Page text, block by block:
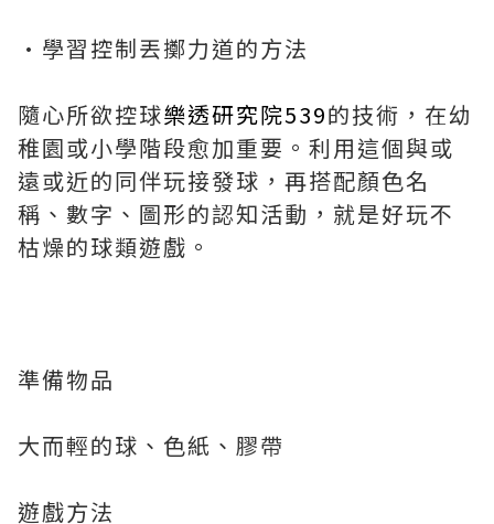
·學習控制丟擲力道的方法
隨心所欲控球樂透研究院539的技術，在幼
稚園或小學階段愈加重要。利用這個與或
遠或近的同伴玩接發球，再搭配顏色名
稱、數字、圖形的認知活動，就是好玩不
枯燥的球類遊戲。
準備物品
大而輕的球、色紙、膠帶
遊戲方法